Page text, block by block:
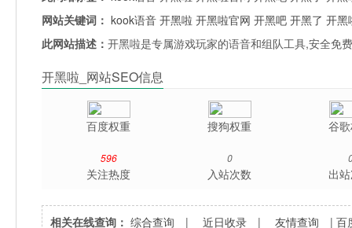
网站关键词： kook语音 开黑啦 开黑啦官网 开黑吧 开黑了 开黑
此网站描述：开黑啦是专属游戏玩家的语音和组队工具,安全免
开黑啦_网站SEO信息
百度权重 搜狗权重 谷
596
关注热度
0
入站次数 出
相关在线查询： 综合查询 |近日收录 |友情查询 |百